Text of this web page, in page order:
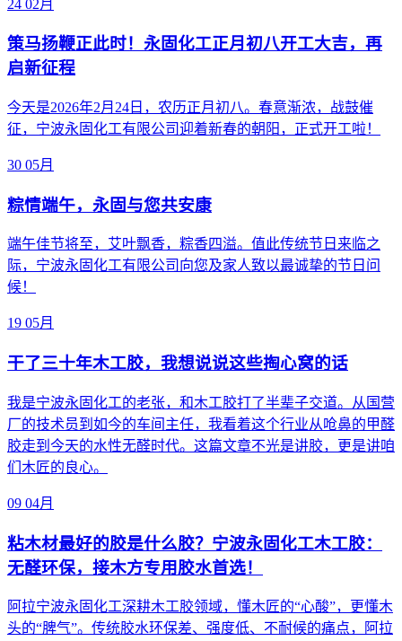
24 02月
策马扬鞭正此时！永固化工正月初八开工大吉，再
启新征程
今天是2026年2月24日，农历正月初八。春意渐浓，战鼓催
征，宁波永固化工有限公司迎着新春的朝阳，正式开工啦！
30 05月
粽情端午，永固与您共安康
端午佳节将至，艾叶飘香，粽香四溢。值此传统节日来临之
际，宁波永固化工有限公司向您及家人致以最诚挚的节日问
候！
19 05月
干了三十年木工胶，我想说说这些掏心窝的话
我是宁波永固化工的老张，和木工胶打了半辈子交道。从国营
厂的技术员到如今的车间主任，我看着这个行业从呛鼻的甲醛
胶走到今天的水性无醛时代。这篇文章不光是讲胶，更是讲咱
们木匠的良心。
09 04月
粘木材最好的胶是什么胶？宁波永固化工木工胶：
无醛环保，接木方专用胶水首选！
阿拉宁波永固化工深耕木工胶领域，懂木匠的“心酸”，更懂木
头的“脾气”。传统胶水环保差、强度低、不耐候的痛点，阿拉